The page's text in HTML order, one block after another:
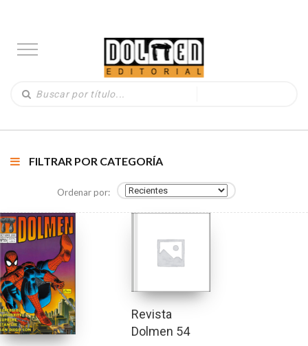
FILTRAR POR CATEGORÍA
Ordenar por:
Revista
Dolmen 54